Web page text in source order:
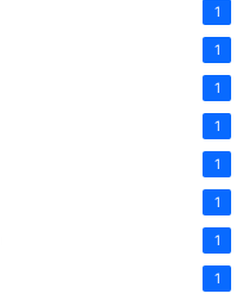
1
1
1
1
1
1
1
1